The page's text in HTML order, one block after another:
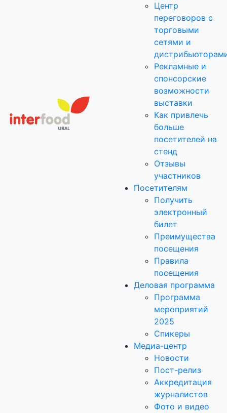
Центр
переговоров с
торговыми
сетями и
Рекламные и
спонсорские
возможности
выставки
Как привлечь
больше
посетителей на
стенд
Отзывы
участников
Посетителям
Получить
электронный
билет
Преимущества
посещения
Правила
посещения
Деловая программа
Программа
мероприятий
2025
Спикеры
Медиа-центр
Новости
Пост-релиз
Аккредитация
журналистов
Фото и видео